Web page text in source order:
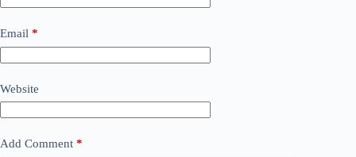
Email *
Website
Add Comment *